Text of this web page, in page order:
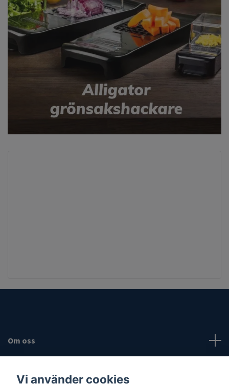
Om oss
Vi använder cookies